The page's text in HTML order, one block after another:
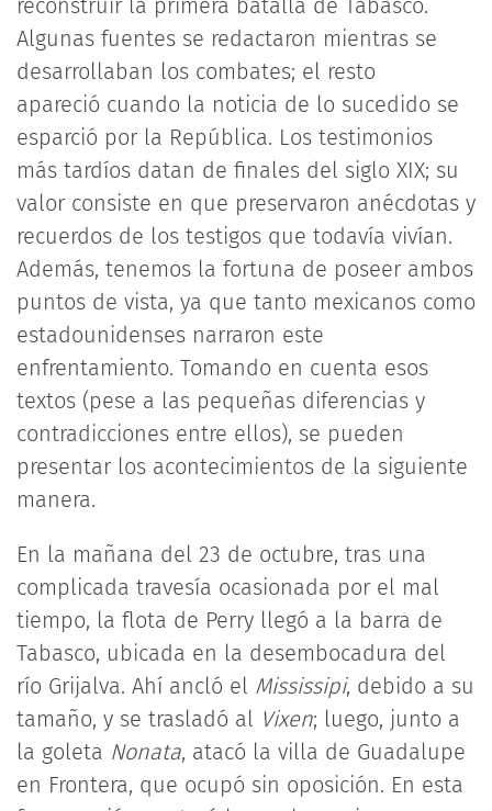
reconstruir la primera batalla de Tabasco.
Algunas fuentes se redactaron mientras se
desarrollaban los combates; el resto
apareció cuando la noticia de lo sucedido se
esparció por la República. Los testimonios
más tardíos datan de finales del siglo XIX; su
valor consiste en que preservaron anécdotas y
recuerdos de los testigos que todavía vivían.
Además, tenemos la fortuna de poseer ambos
puntos de vista, ya que tanto mexicanos como
estadounidenses narraron este
enfrentamiento. Tomando en cuenta esos
textos (pese a las pequeñas diferencias y
contradicciones entre ellos), se pueden
presentar los acontecimientos de la siguiente
manera.
En la mañana del 23 de octubre, tras una
complicada travesía ocasionada por el mal
tiempo, la flota de Perry llegó a la barra de
Tabasco, ubicada en la desembocadura del
río Grijalva. Ahí ancló el Mississipi, debido a su
tamaño, y se trasladó al Vixen; luego, junto a
la goleta Nonata, atacó la villa de Guadalupe
en Frontera, que ocupó sin oposición. En esta